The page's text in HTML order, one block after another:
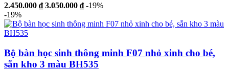
2.450.000 ₫ 3.050.000 ₫ -19%
-19%
Bộ bàn học sinh thông minh F07 nhỏ xinh cho bé,
sẵn kho 3 màu BH535